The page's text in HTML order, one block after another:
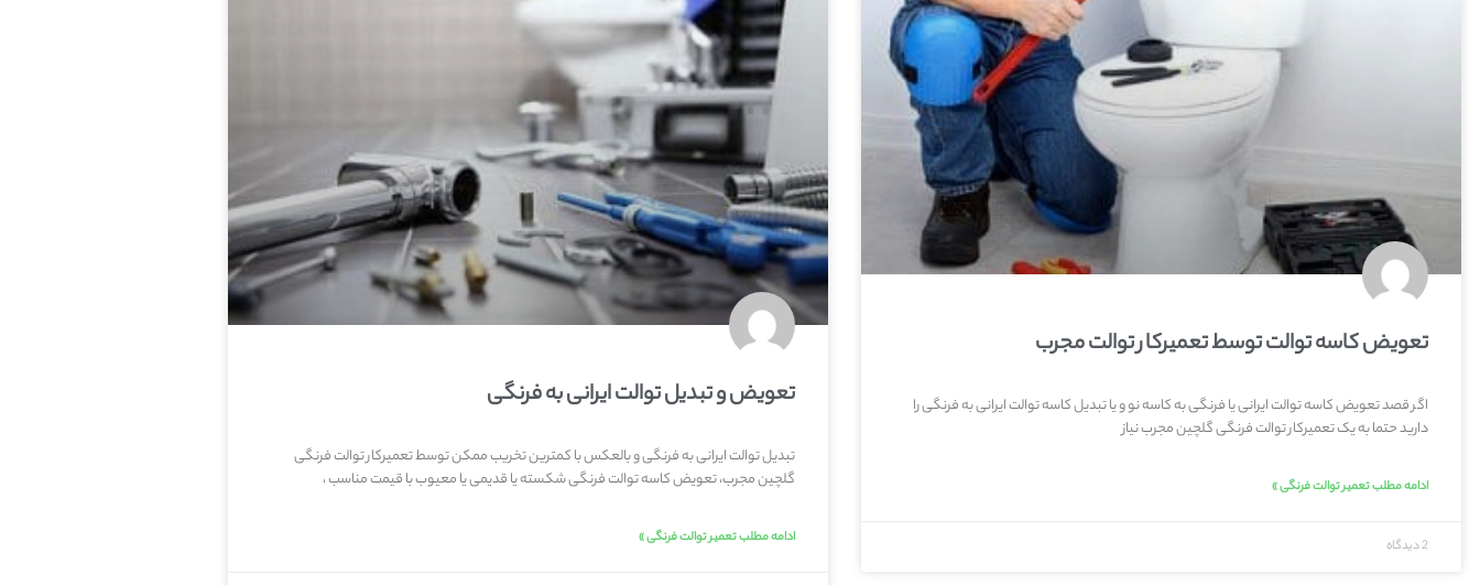
تعویض کاسه توالت توسط تعمیرکار توالت مجرب
اگر قصد تعویض کاسه توالت ایرانی یا فرنگی به کاسه نو و یا تبدیل کاسه توالت ایرانی به فرنگی را
دارید حتما به یک تعمیرکار توالت فرنگی گلچین مجرب نیاز
ادامه مطلب تعمیر توالت فرنگی »
2 دیدگاه
تعویض و تبدیل توالت ایرانی به فرنگی
تبدیل توالت ایرانی به فرنگی و بالعکس با کمترین تخریب ممکن توسط تعمیرکار توالت فرنگی
گلچین مجرب، تعویض کاسه توالت فرنگی شکسته یا قدیمی یا معیوب با قیمت مناسب ،
ادامه مطلب تعمیر توالت فرنگی »